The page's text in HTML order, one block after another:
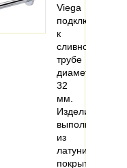
Viega
подключается
к
сливной
трубе
диаметром
32
мм.
Изделие
выполнено
из
латуни,
покрытой